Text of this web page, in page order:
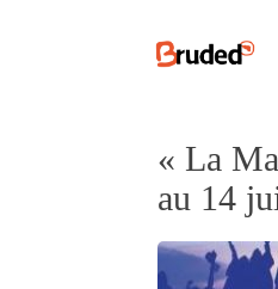
« La
au 14